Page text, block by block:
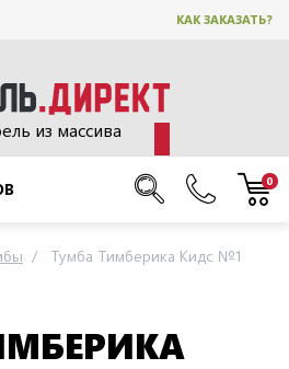
КАК ЗАКАЗАТЬ?
из массива
0
Тумба Тимберика Кидс №1